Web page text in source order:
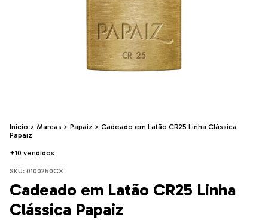
Início > Marcas > Papaiz > Cadeado em Latão CR25 Linha Clássica
Papaiz
+10 vendidos
SKU: 0100250CX
Cadeado em Latão CR25 Linha
Clássica Papaiz